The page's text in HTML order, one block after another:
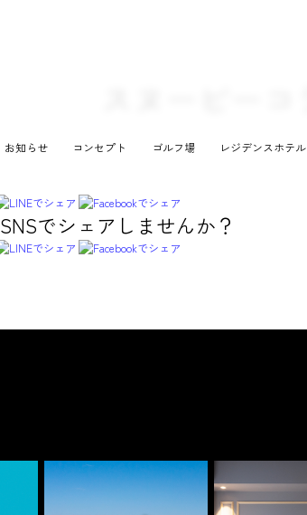
お知らせ コンセプト ゴルフ場 レジデンスホテル
でシェアしませんか？